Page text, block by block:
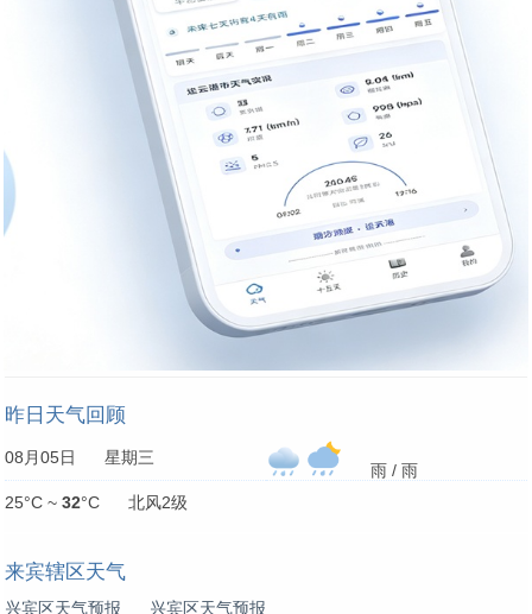
昨日天气回顾
08月05日 星期三
雨 / 雨
25°C ~ 32°C 北风2级
来宾辖区天气
兴宾区天气预报 兴宾区天气预报